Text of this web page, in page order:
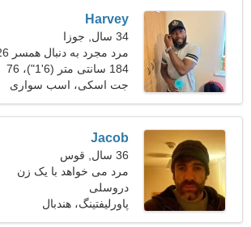
Harvey
34 سال, جوزا
31
184 سانتی متر (6'1")، 76
کیلوگرم (167 پوند)
جت اسکی، اسب سواری
Jacob
36 سال, قوس
مرد می خواهد با یک زن
ملاقات کند 24-31
دروسلی
پاورلیفتینگ، هندبال